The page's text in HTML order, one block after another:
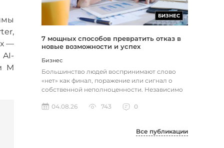
—
M
БИЗНЕС
7 мощных способов превратить отказ в
новые возможности и успех
Бизнес
Большинство людей воспринимают слово
«нет» как финал, поражение или сигнал о
собственной неполноценности. Независимо
04.08.26
743 0
Все публикации